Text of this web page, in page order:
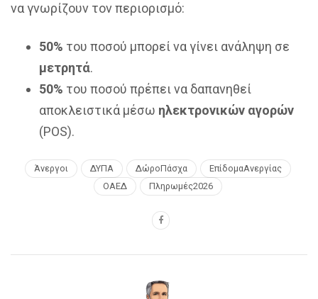
να γνωρίζουν τον περιορισμό:
50% του ποσού μπορεί να γίνει ανάληψη σε
μετρητά.
50% του ποσού πρέπει να δαπανηθεί
αποκλειστικά μέσω ηλεκτρονικών αγορών
(POS).
Άνεργοι ΔΥΠΑ ΔώροΠάσχα
ΕπίδομαΑνεργίας
ΟΑΕΔ
Πληρωμές2026